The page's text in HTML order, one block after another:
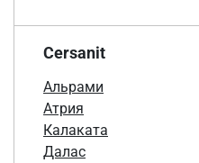
Cersanit
Альрами
Атрия
Калаката
Далас